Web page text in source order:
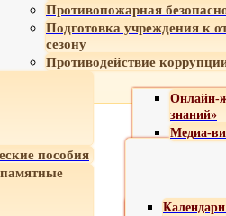
Противопожарная
Подготовка учреждения к
сезону
Противодействие
Онлайн-
знаний»
Медиа-
пособия